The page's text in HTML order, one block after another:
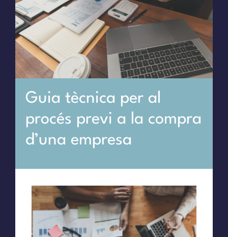
Guia tècnica per al
procés previ a la compra
d’una empresa